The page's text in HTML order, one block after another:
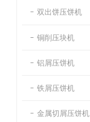
双出饼压饼机
铜削压块机
铝屑压饼机
铁屑压饼机
金属切屑压饼机